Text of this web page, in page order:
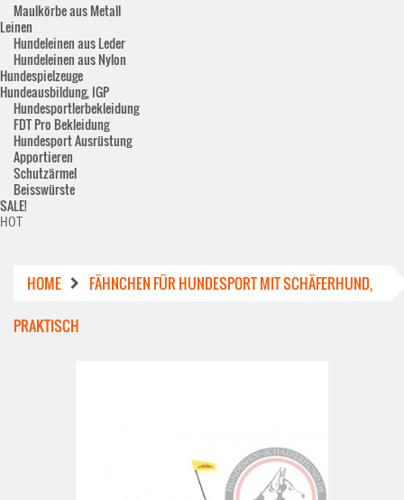
Maulkörbe aus Metall
Leinen
Hundeleinen aus Leder
Hundeleinen aus Nylon
Hundespielzeuge
Hundeausbildung, IGP
Hundesportlerbekleidung
FDT Pro Bekleidung
Hundesport Ausrüstung
Apportieren
Schutzärmel
Beisswürste
SALE!
HOT
HOME
FÄHNCHEN FÜR HUNDESPORT MIT SCHÄFERHUND,
PRAKTISCH